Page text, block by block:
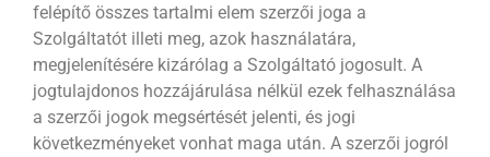
felépítő összes tartalmi elem szerzői joga a
Szolgáltatót illeti meg, azok használatára,
megjelenítésére kizárólag a Szolgáltató jogosult. A
jogtulajdonos hozzájárulása nélkül ezek felhasználása
a szerzői jogok megsértését jelenti, és jogi
következményeket vonhat maga után. A szerzői jogról